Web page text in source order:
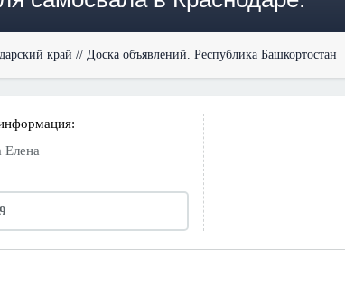
край // Доска объявлений. Республика Башкортостан
Елена